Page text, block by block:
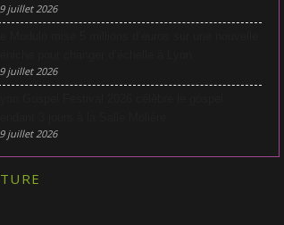
juillet 2026
juillet 2026
juillet 2026